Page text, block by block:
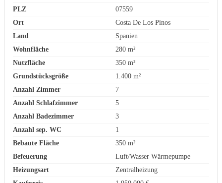
PLZ
07559
Ort
Costa De Los Pinos
Land
Spanien
Wohnfläche
280 m²
Nutzfläche
350 m²
Grundstücksgröße
1.400 m²
Anzahl Zimmer
7
Anzahl Schlafzimmer
5
Anzahl Badezimmer
3
Anzahl sep. WC
1
Bebaute Fläche
350 m²
Befeuerung
Luft/Wasser Wärmepumpe
Heizungsart
Zentralheizung